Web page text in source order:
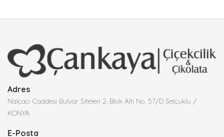
Adres
Nalçacı Caddesi Bulvar Siteleri 2. Blok Altı No. 57/D Selçuklu /
KONYA
E-Posta